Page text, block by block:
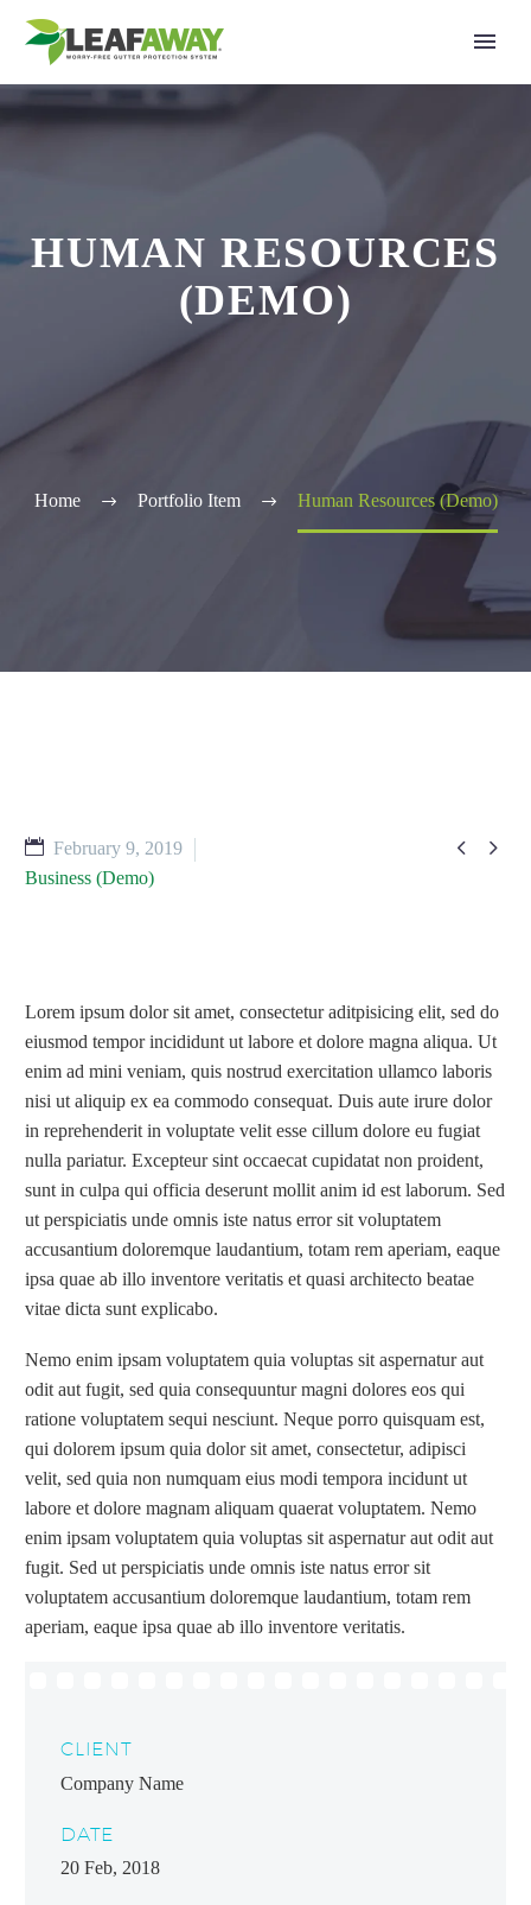
HUMAN RESOURCES
(DEMO)
Home Portfolio Item Human Resources (Demo)
 
February 9, 2019
Business (Demo)
Lorem ipsum dolor sit amet, consectetur aditpisicing elit, sed do
eiusmod tempor incididunt ut labore et dolore magna aliqua. Ut
enim ad mini veniam, quis nostrud exercitation ullamco laboris
nisi ut aliquip ex ea commodo consequat. Duis aute irure dolor
in reprehenderit in voluptate velit esse cillum dolore eu fugiat
nulla pariatur. Excepteur sint occaecat cupidatat non proident,
sunt in culpa qui officia deserunt mollit anim id est laborum. Sed
ut perspiciatis unde omnis iste natus error sit voluptatem
accusantium doloremque laudantium, totam rem aperiam, eaque
ipsa quae ab illo inventore veritatis et quasi architecto beatae
vitae dicta sunt explicabo.
Nemo enim ipsam voluptatem quia voluptas sit aspernatur aut
odit aut fugit, sed quia consequuntur magni dolores eos qui
ratione voluptatem sequi nesciunt. Neque porro quisquam est,
qui dolorem ipsum quia dolor sit amet, consectetur, adipisci
velit, sed quia non numquam eius modi tempora incidunt ut
labore et dolore magnam aliquam quaerat voluptatem. Nemo
enim ipsam voluptatem quia voluptas sit aspernatur aut odit aut
fugit. Sed ut perspiciatis unde omnis iste natus error sit
voluptatem accusantium doloremque laudantium, totam rem
aperiam, eaque ipsa quae ab illo inventore veritatis.
CLIENT
Company Name
DATE
20 Feb, 2018